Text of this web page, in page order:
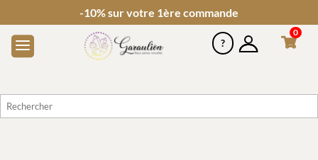
-10% sur votre 1ère commande
0